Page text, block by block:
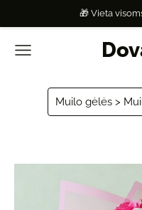
🎁 Vieta
Muilo gėlės >